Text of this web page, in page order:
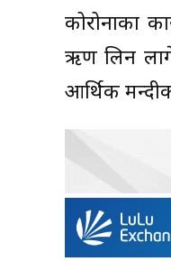
कोरोनाका
ऋण लिन
आर्थिक